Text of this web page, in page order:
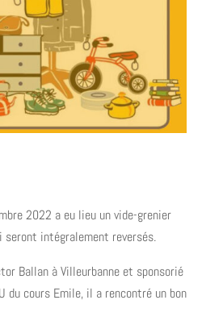
2022 a eu lieu un vide-grenier
seront intégralement reversés.
Ballan à Villeurbanne et sponsorié
du cours Emile, il a rencontré un bon